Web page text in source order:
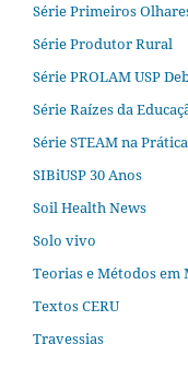
Série Primeiros
Série Produtor Rural
Série PROLAM USP
Série Raízes da
Série STEAM na Prática
SIBiUSP 30 Anos
Soil Health News
Solo vivo
Teorias e Métodos
Textos CERU
Travessias